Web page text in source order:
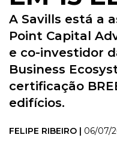
A Savills está a
Point Capital
e co-investidor
Business
certificação
edifícios.
FELIPE RIBEIRO | 06/07/